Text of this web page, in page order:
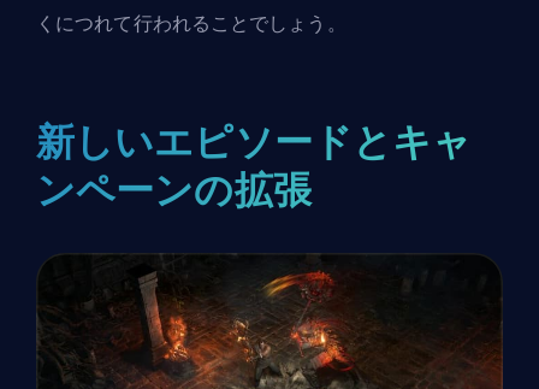
くにつれて行われることでしょう。
新しいエピソードとキャ
ンペーンの拡張